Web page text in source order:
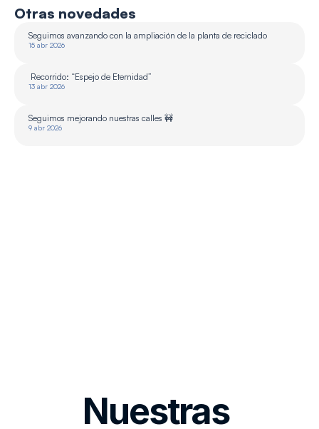
Otras novedades
Seguimos avanzando con la ampliación de la planta de reciclado
15 abr 2026
Recorrido: “Espejo de Eternidad”
13 abr 2026
Seguimos mejorando nuestras calles 🚧
9 abr 2026
Nuestras